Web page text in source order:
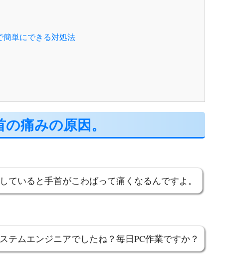
単にできる対処法
の痛みの原因。
ていると手首がこわばって痛くなるんですよ。
テムエンジニアでしたね？毎日PC作業ですか？